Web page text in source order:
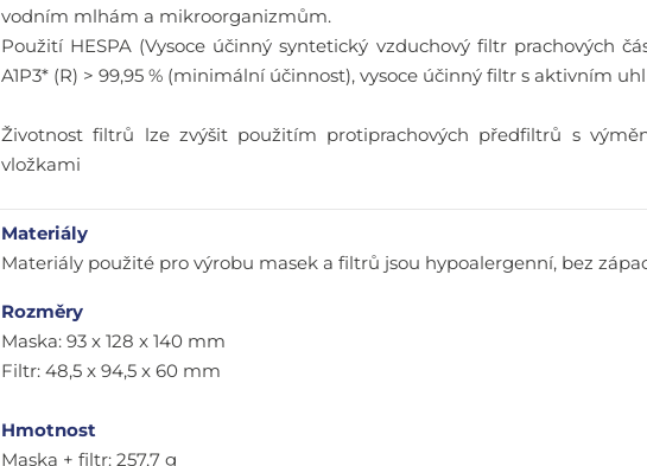
vodním mlhám a mikroorganizmům.
Použití HESPA (Vysoce účinný syntetický vzduchový filtr prachových
A1P3* (R) > 99,95 % (minimální účinnost), vysoce účinný filtr s aktivním
Životnost filtrů lze zvýšit použitím protiprachových předfiltrů s
vložkami
Materiály
Materiály použité pro výrobu masek a filtrů jsou hypoalergenní, bez
Rozměry
Maska: 93 x 128 x 140 mm
Filtr: 48,5 x 94,5 x 60 mm
Hmotnost
Maska + filtr: 257,7 g